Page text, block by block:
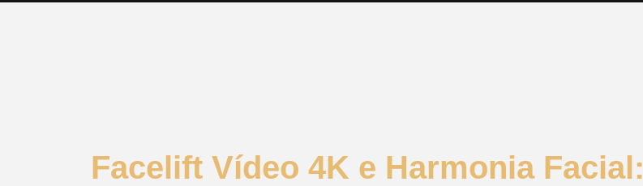
Facelift Vídeo 4K e Harmonia Facial: